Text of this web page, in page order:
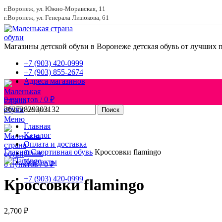
г.Воронеж, ул. Южно-Моравская, 11
г.Воронеж, ул. Генерала Лизюкова, 61
Магазины детской обуви в Воронеже детская обувь от лучших
+7 (903) 420-0999
+7 (903) 855-2674
Адреса магазинов
0пунктов / 0 ₽
Поиск
Меню
0пунктов / 0₽
Главная
Каталог
Оплата и доставка
О нас
Контакты
+7 (903) 420-0999
26272829303132
Увеличить
ГлавнаяСпортивная обувь Кроссовки flamingo
Кроссовки flamingo
2,700 ₽